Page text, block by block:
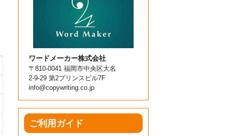
ワードメーカー株式会社
〒810-0041 福岡市中央区大名
2-9-29 第2プリンスビル7F
info@copywriting.co.jp
ご利用ガイド